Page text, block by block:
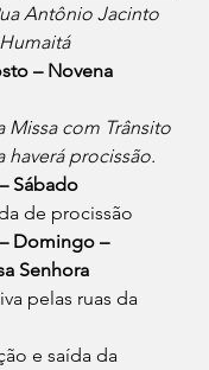
Antônio Jacinto
– Novena
Missa com Trânsito
haverá procissão.
Sábado
de procissão
Domingo –
Senhora
pelas ruas da
e saída da